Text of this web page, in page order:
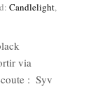
Candlelight,
via
: Syv